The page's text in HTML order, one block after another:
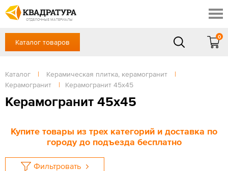
ОТДЕЛОЧНЫЕ МАТЕРИАЛЫ
Скидки
Акции
Готовые решения
Доставка и оплата
Отзывы
+7 (863) 309-13-16
Сб, Вс — выходной
ЗАКАЗАТЬ ЗВОНОК
Вход / Регистрация
Каталог товаров
0
Каталог | Керамическая плитка, керамогранит
|
Керамогранит
| Керамогранит 45х45
Керамогранит 45х45
Купите товары из трех категорий и доставка по
городу до подъезда бесплатно
Фильтровать